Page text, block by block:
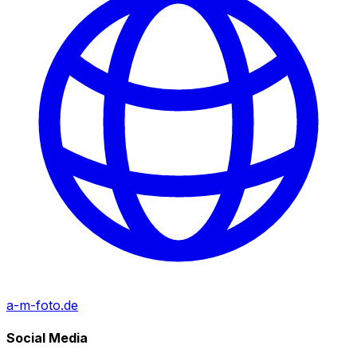
a-m-foto.de
Social Media